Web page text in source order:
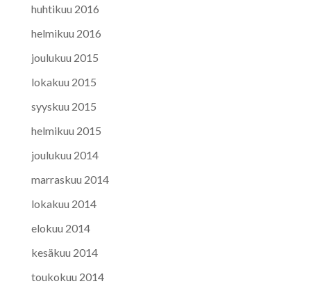
huhtikuu 2016
helmikuu 2016
joulukuu 2015
lokakuu 2015
syyskuu 2015
helmikuu 2015
joulukuu 2014
marraskuu 2014
lokakuu 2014
elokuu 2014
kesäkuu 2014
toukokuu 2014